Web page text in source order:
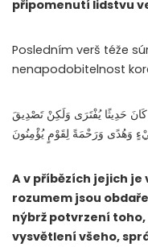
připomenutí lidstvu
Posledním verš téže
nenapodobitelnost
حَدِيثًا يُفْتَرَى وَلَكِنْ تَصْدِيقَ
وَهُدًى وَرَحْمَةً لِقَوْمٍ يُؤْمِنُونَ
A v příbězích jejich je
rozumem jsou
nýbrž potvrzení
vysvětlení všeho,